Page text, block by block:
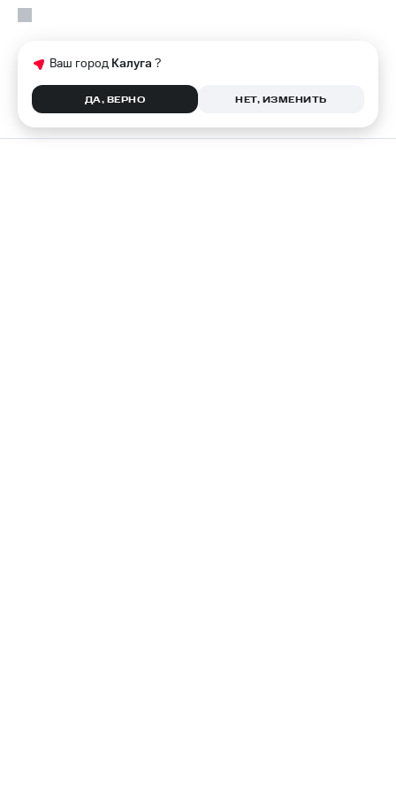
Ваш город Калуга ?
ДА, ВЕРНО НЕТ, ИЗМЕНИТЬ